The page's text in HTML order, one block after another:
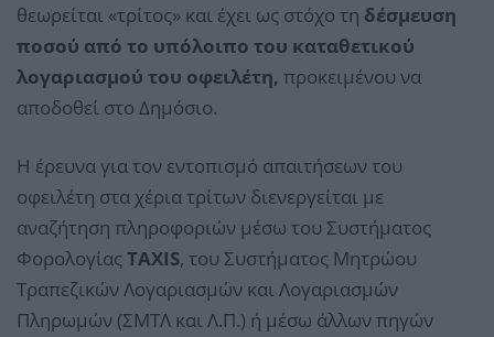
θεωρείται «τρίτος» και έχει ως στόχο τη δέσμευση
ποσού από το υπόλοιπο του καταθετικού
λογαριασμού του οφειλέτη, προκειμένου να
αποδοθεί στο Δημόσιο.
Η έρευνα για τον εντοπισμό απαιτήσεων του
οφειλέτη στα χέρια τρίτων διενεργείται με
αναζήτηση πληροφοριών μέσω του Συστήματος
Φορολογίας TAXIS, του Συστήματος Μητρώου
Τραπεζικών Λογαριασμών και Λογαριασμών
Πληρωμών (ΣΜΤΛ και Λ.Π.) ή μέσω άλλων πηγών